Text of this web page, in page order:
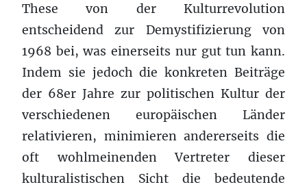
These von der Kulturrevolution
entscheidend zur Demystifizierung von
1968 bei, was einerseits nur gut tun kann.
Indem sie jedoch die konkreten Beiträge
der 68er Jahre zur politischen Kultur der
verschiedenen europäischen Länder
relativieren, minimieren andererseits die
oft wohlmeinenden Vertreter dieser
kulturalistischen Sicht die bedeutende